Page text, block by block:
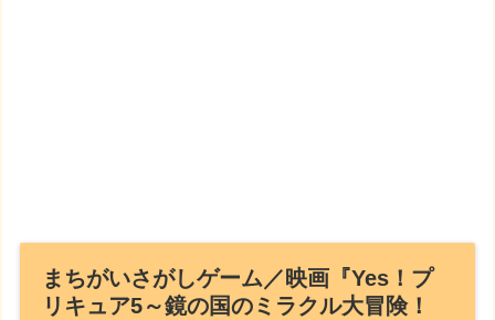
まちがいさがしゲーム／映画『Yes！プ
リキュア5～鏡の国のミラクル大冒険！